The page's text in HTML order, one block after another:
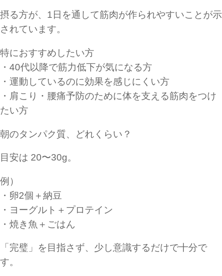
摂る方が、1日を通して筋肉が作られやすいことが示
されています。
特におすすめしたい方
・40代以降で筋力低下が気になる方
・運動しているのに効果を感じにくい方
・肩こり・腰痛予防のために体を支える筋肉をつけ
たい方
朝のタンパク質、どれくらい？
目安は 20〜30g。
例）
・卵2個＋納豆
・ヨーグルト＋プロテイン
・焼き魚＋ごはん
「完璧」を目指さず、少し意識するだけで十分で
す。